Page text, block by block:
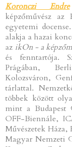
Koronczi Endre
képzőművész az
egyetemi
alakja a hazai
az ikOn - a
és fenntartója.
Prágában,
Kolozsváron,
tárlattal.
többek között
mint a Budapest
OFF-Biennále,
Művészetek
Magyar Nemzeti